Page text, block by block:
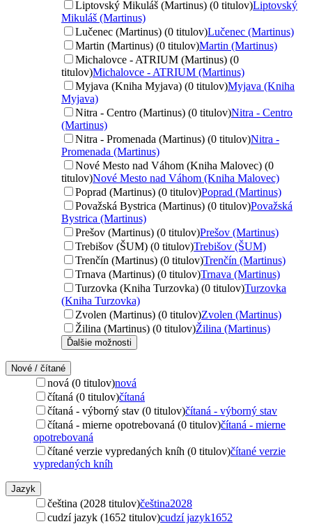
Liptovský Mikuláš (Martinus) (0 titulov)Liptovský
Mikuláš (Martinus)
Lučenec (Martinus) (0 titulov)Lučenec (Martinus)
Martin (Martinus) (0 titulov)Martin (Martinus)
Michalovce - ATRIUM (Martinus) (0
titulov)Michalovce - ATRIUM (Martinus)
Myjava (Kniha Myjava) (0 titulov)Myjava (Kniha
Myjava)
Nitra - Centro (Martinus) (0 titulov)Nitra - Centro
(Martinus)
Nitra - Promenada (Martinus) (0 titulov)Nitra -
Promenada (Martinus)
Nové Mesto nad Váhom (Kniha Malovec) (0
titulov)Nové Mesto nad Váhom (Kniha Malovec)
Poprad (Martinus) (0 titulov)Poprad (Martinus)
Považská Bystrica (Martinus) (0 titulov)Považská
Bystrica (Martinus)
Prešov (Martinus) (0 titulov)Prešov (Martinus)
Trebišov (ŠUM) (0 titulov)Trebišov (ŠUM)
Trenčín (Martinus) (0 titulov)Trenčín (Martinus)
Trnava (Martinus) (0 titulov)Trnava (Martinus)
Turzovka (Kniha Turzovka) (0 titulov)Turzovka
(Kniha Turzovka)
Zvolen (Martinus) (0 titulov)Zvolen (Martinus)
Žilina (Martinus) (0 titulov)Žilina (Martinus)
Ďalšie možnosti
Nové / čítané
nová (0 titulov)nová
čítaná (0 titulov)čítaná
čítaná - výborný stav (0 titulov)čítaná - výborný stav
čítaná - mierne opotrebovaná (0 titulov)čítaná - mierne
opotrebovaná
čítané verzie vypredaných kníh (0 titulov)čítané verzie
vypredaných kníh
Jazyk
čeština (2028 titulov)čeština2028
cudzí jazyk (1652 titulov)cudzí jazyk1652